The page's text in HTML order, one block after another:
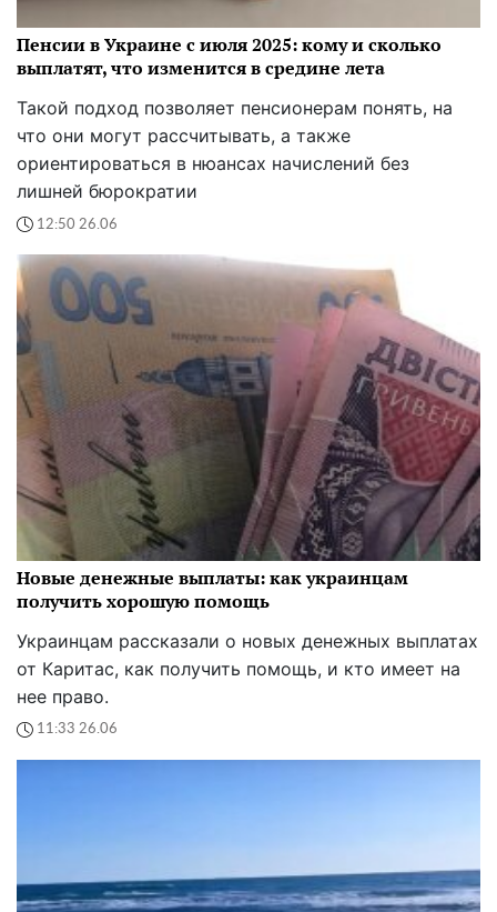
Пенсии в Украине с июля 2025: кому и сколько
выплатят, что изменится в средине лета
Такой подход позволяет пенсионерам понять, на
что они могут рассчитывать, а также
ориентироваться в нюансах начислений без
лишней бюрократии
12:50 26.06
Новые денежные выплаты: как украинцам
получить хорошую помощь
Украинцам рассказали о новых денежных выплатах
от Каритас, как получить помощь, и кто имеет на
нее право.
11:33 26.06